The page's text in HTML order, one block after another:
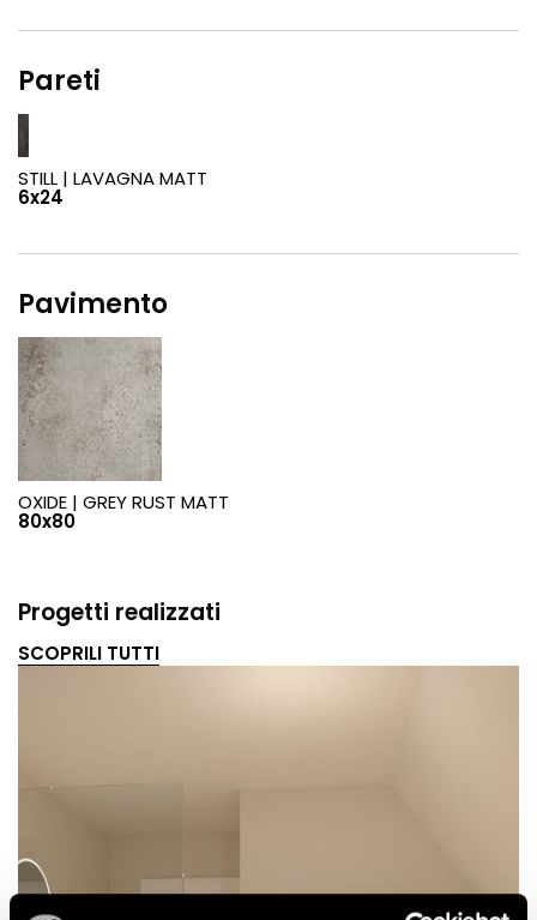
Pareti
STILL | LAVAGNA MATT
6x24
Pavimento
OXIDE | GREY RUST MATT
80x80
Progetti realizzati
SCOPRILI TUTTI